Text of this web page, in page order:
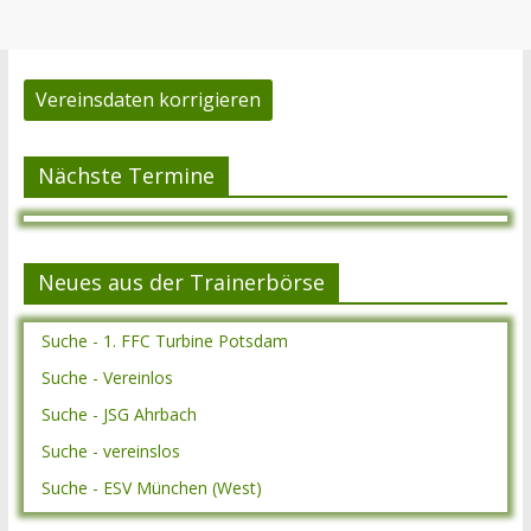
Vereinsdaten korrigieren
Nächste Termine
Neues aus der Trainerbörse
Suche - 1. FFC Turbine Potsdam
Suche - Vereinlos
Suche - JSG Ahrbach
Suche - vereinslos
Suche - ESV München (West)